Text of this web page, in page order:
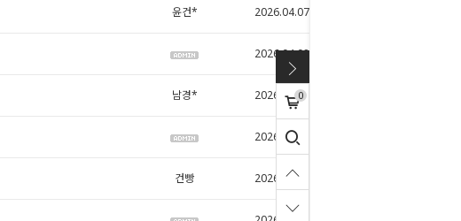
0
윤건* 2026.04.07
2026.04.08
남경* 2026.04.05
2026.04.06
건빵 2026.04.05